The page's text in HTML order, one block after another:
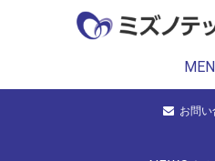
お問